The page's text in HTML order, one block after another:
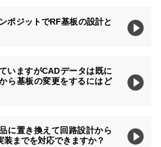
ポジットでRF基板の設計と
いますがCADデータは既に
ら基板の変更をするにはど
に置き換えて回路設計から
までを対応できますか？